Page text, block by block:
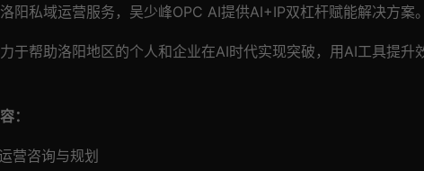
阳私域运营服务，吴少峰OPC AI提供AI+IP双杠杆赋能解决方案。
于帮助洛阳地区的个人和企业在AI时代实现突破，用AI工具提升
：
营咨询与规划